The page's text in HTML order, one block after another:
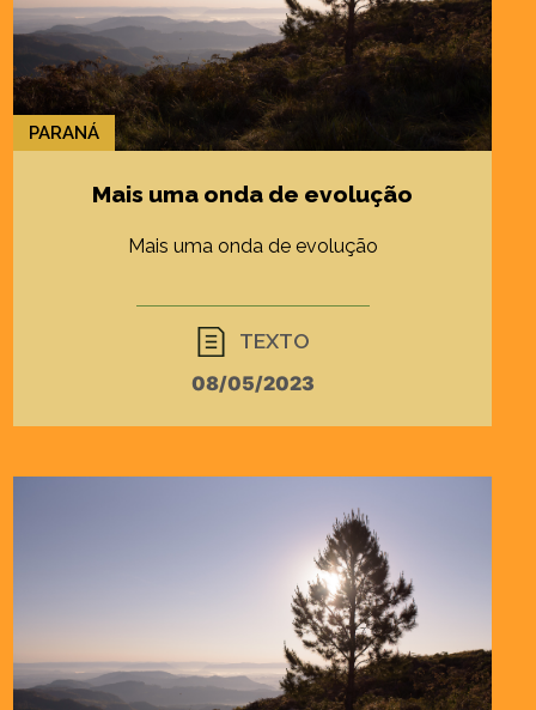
PARANÁ
Mais uma onda de evolução
Mais uma onda de evolução
TEXTO
08/05/2023